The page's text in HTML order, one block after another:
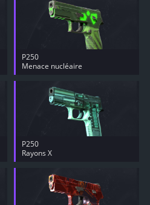
P250
Menace nucléaire
P250
Rayons X